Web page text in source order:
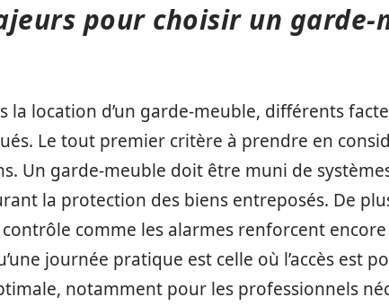
pour choisir un garde-
la location d’un garde-meuble, différents
Le tout premier critère à prendre en
Un garde-meuble doit être muni de
la protection des biens entreposés. De
contrôle comme les alarmes renforcent
journée pratique est celle où l’accès est
notamment pour les professionnels